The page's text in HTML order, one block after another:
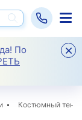
По
Костюмный